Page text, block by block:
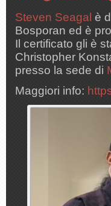
Steven Seagal è
Bosporan ed è
Il certificato gli è
Christopher
presso la sede di
Maggiori info: